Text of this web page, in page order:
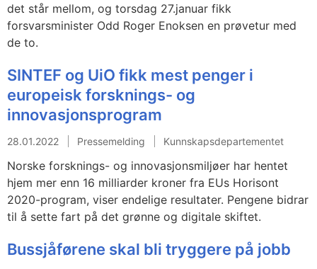
det står mellom, og torsdag 27.januar fikk
forsvarsminister Odd Roger Enoksen en prøvetur med
de to.
SINTEF og UiO fikk mest penger i
europeisk forsknings- og
innovasjonsprogram
28.01.2022 Pressemelding Kunnskapsdepartementet
Norske forsknings- og innovasjonsmiljøer har hentet
hjem mer enn 16 milliarder kroner fra EUs Horisont
2020-program, viser endelige resultater. Pengene bidrar
til å sette fart på det grønne og digitale skiftet.
Bussjåførene skal bli tryggere på jobb